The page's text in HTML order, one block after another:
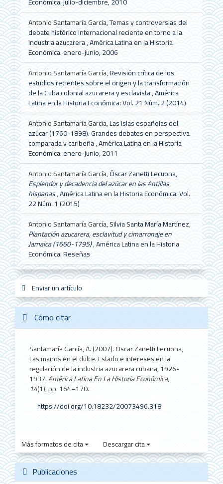
Antonio Santamaría García,Temas y controversias del
debate histórico internacional reciente en torno a la
industria azucarera,América Latina en la Historia
Económica: enero-junio, 2006
Antonio Santamaría García,Revisión crítica de los
estudios recientes sobre el origen y la transformación
de la Cuba colonial azucarera y esclavista,América
Latina en la Historia Económica: Vol. 21 Núm. 2 (2014)
Antonio Santamaría García,Las islas españolas del
azúcar (1760-1898). Grandes debates en perspectiva
comparada y caribeña,América Latina en la Historia
Económica: enero-junio, 2011
Antonio Santamaría García,Óscar Zanetti Lecuona,
Esplendor y decadencia del azúcar en las Antillas
hispanas,América Latina en la Historia Económica: Vol.
22 Núm. 1 (2015)
Antonio Santamaría García,Silvia Santa María Martínez,
Plantación azucarera, esclavitud y cimarronaje en
Jamaica (1660-1795),América Latina en la Historia
Económica: Reseñas
un
artículo
Enviar un artículo
Cómo citar
Santamaría García, A. (2007). Oscar Zanetti Lecuona,
Las manos en el dulce. Estado e intereses en la
regulación de la industria azucarera cubana, 1926-
1937.América Latina En La Historia Económica,
14(1), pp. 164–170.
https://doi.org/10.18232/20073496.318
Más formatos de cita Descargar cita
Publicaciones
redes